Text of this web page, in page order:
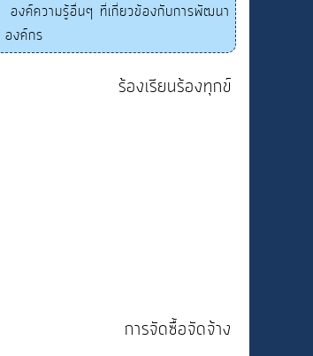
องค์ความรู้อื่นๆ ที่เกี่ยวข้องกับการพัฒนา
องค์กร
ร้องเรียนร้องทุกข์
การจัดซื้อจัดจ้าง